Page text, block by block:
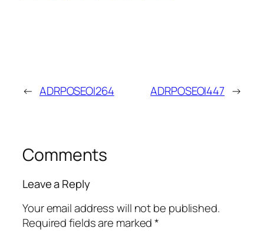
← ADRPOSEOI264 ADRPOSEOI447 →
Comments
Leave a Reply
Your email address will not be published.
Required fields are marked*